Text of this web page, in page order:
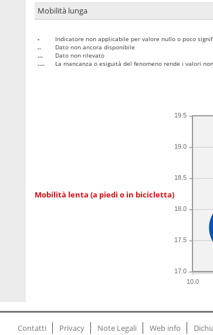
Mobilità lunga
-
Indicatore non applicabile per valore nullo o poco
..
Dato non ancora disponibile
...
Dato non rilevato
....
La mancanza o esiguità del fenomeno rende i valori
Mobilità lenta (a piedi o in bicicletta)
10.0
17.0
17.5
18.0
18.5
19.0
19.5
Contatti Privacy Note Legali Web info